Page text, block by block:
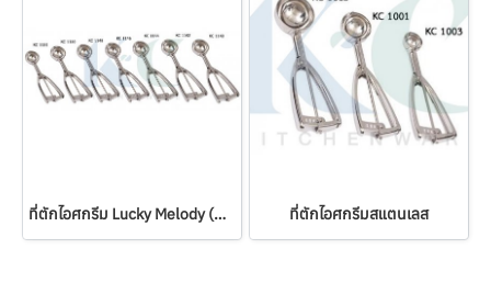
ที่ตักไอศกรีม Lucky Melody (Made in Japan) ที่ตักไอศกรีมสแตนเลส